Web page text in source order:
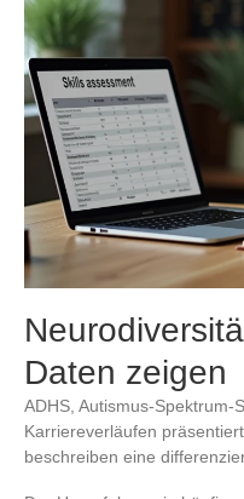
Daten zeigen
ADHS, Autismus-Spektrum-
Karriereverläufen
beschreiben eine